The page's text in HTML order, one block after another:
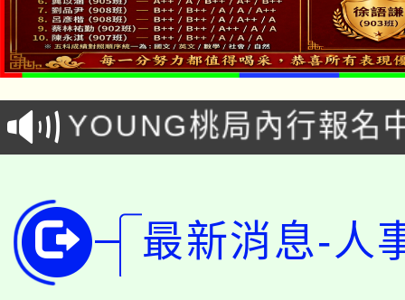
「本色祭」8/29、30在
場熱烈登場!
8/21下午1時於龍潭區
徵才活動。
YOUNG桃局內行報名
局官網。
8月14至27日，桃園電
開!
115年桃園市運動會8/
田徑場及游泳池舉行。
桃園市低收入戶享有免
最新消息-人